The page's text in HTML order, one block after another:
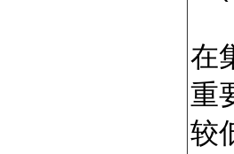
在
重
较